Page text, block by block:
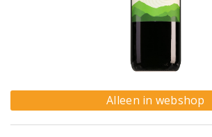
Alleen in webshop